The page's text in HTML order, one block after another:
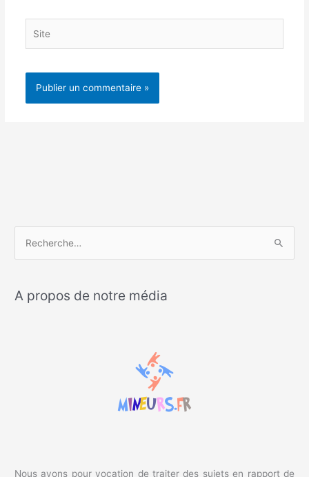
hA propos de notre média
Nous avons pour vocation de traiter des sujets en rapport de